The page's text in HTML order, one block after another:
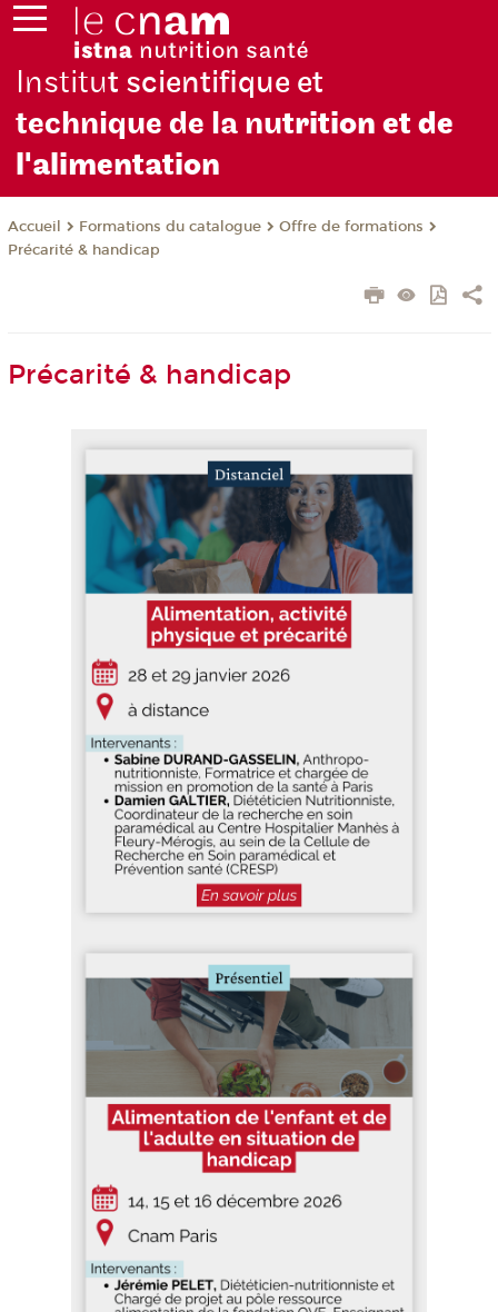
Institut scientifique et
technique de la nutrition et de
l'alimentation
Accueil Formations du catalogue
Offre de formations
Précarité & handicap
Précarité & handicap